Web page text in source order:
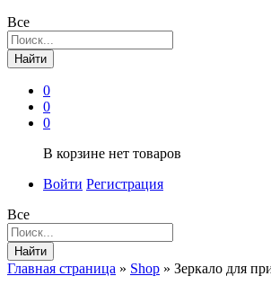
Все
Найти
0
0
0
В корзине нет товаров
Войти Регистрация
Все
Найти
Главная страница » Shop » Зеркало для